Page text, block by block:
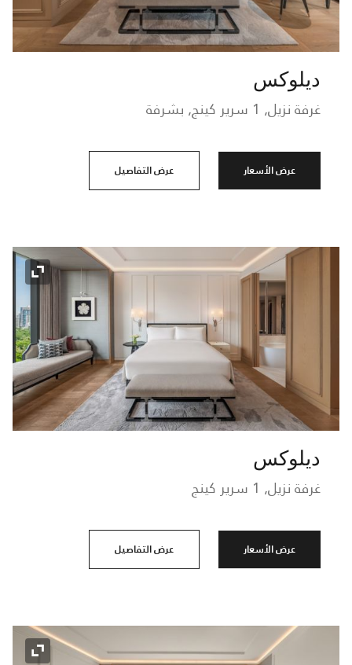
ديلوكس
غرفة نزيل, 1 سرير كينج, بشرفة
عرض الأسعار عرض التفاصيل
رمز
ديلوكس
غرفة نزيل, 1 سرير كينج
عرض الأسعار عرض التفاصيل
رمز